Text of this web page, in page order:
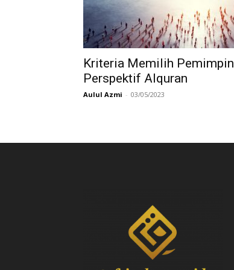
di
Indonesia
Kriteria Memilih Pemimpin
Perspektif Alquran
Aulul Azmi - 03/05/2023